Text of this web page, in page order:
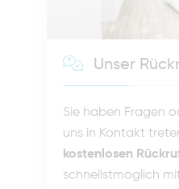
Unser
Sie haben Fragen
uns in Kontakt
kostenlosen
schnellstmöglich